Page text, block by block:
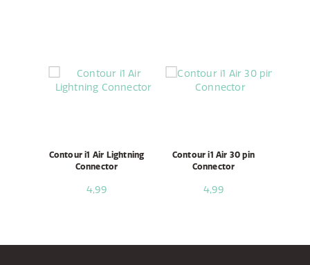
Contour i1 Air Lightning
Connector
4,99
Contour i1 Air 30 pin
Connector
4,99